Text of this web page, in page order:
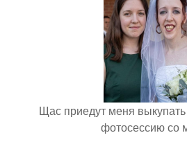
Щас приедут меня выкупать
фотосессию со